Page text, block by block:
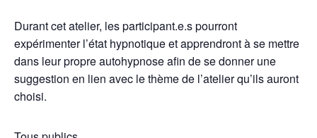
Durant cet atelier, les participant.e.s pourront
expérimenter l’état hypnotique et apprendront à se mettre
dans leur propre autohypnose afin de se donner une
suggestion en lien avec le thème de l’atelier qu’ils auront
choisi.